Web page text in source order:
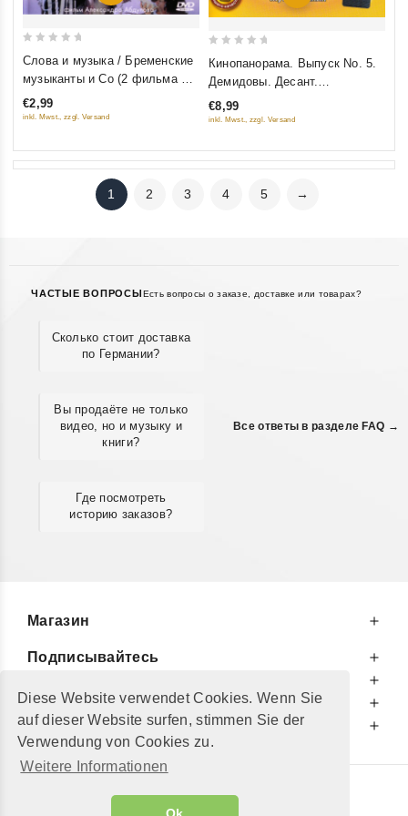
Diese Website verwendet Cookies. Wenn Sie
auf dieser Website surfen, stimmen Sie der
Verwendung von Cookies zu.
Weitere Informationen
5
Слова и музыка / Бременские
музыканты и Co (2 фильма на
1 диске)
€2,99
inkl. Mwst., zzgl. Versand
5
Кинопанорама. Выпуск No. 5.
Демидовы. Десант.
Мусульманин
€8,99
inkl. Mwst., zzgl. Versand
1 2 3 4 5 →
ЧАСТЫЕ ВОПРОСЫ Есть вопросы о заказе, доставке или товарах?
Сколько стоит доставка
по Германии?
Вы продаёте не только
видео, но и музыку и
книги?
Где посмотреть
историю заказов?
Все ответы в разделе FAQ →
Магазин
Подписывайтесь
Информируем Вас
Дополнительно
© 2002 - 2026"Petershop GmbH"